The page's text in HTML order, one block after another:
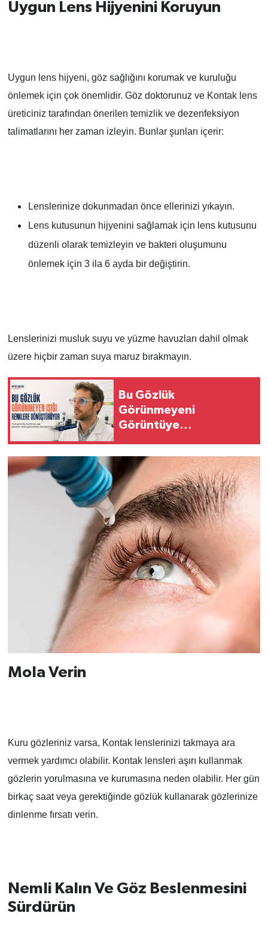
Uygun Lens Hijyenini Koruyun
Uygun lens hijyeni, göz sağlığını korumak ve kuruluğu
önlemek için çok önemlidir. Göz doktorunuz ve Kontak lens
üreticiniz tarafından önerilen temizlik ve dezenfeksiyon
talimatlarını her zaman izleyin. Bunlar şunları içerir:
Lenslerinize dokunmadan önce ellerinizi yıkayın.
Lens kutusunun hijyenini sağlamak için lens kutusunu
düzenli olarak temizleyin ve bakteri oluşumunu
önlemek için 3 ila 6 ayda bir değiştirin.
Lenslerinizi musluk suyu ve yüzme havuzları dahil olmak
üzere hiçbir zaman suya maruz bırakmayın.
Bu Gözlük
Görünmeyeni
Görüntüye
Mola Verin
Kuru gözleriniz varsa, Kontak lenslerinizi takmaya ara
vermek yardımcı olabilir. Kontak lensleri aşırı kullanmak
gözlerin yorulmasına ve kurumasına neden olabilir. Her gün
birkaç saat veya gerektiğinde gözlük kullanarak gözlerinize
dinlenme fırsatı verin.
Nemli Kalın Ve Göz Beslenmesini
Sürdürün